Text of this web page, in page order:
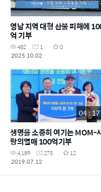
영남 지역 대형 산불 피해에
억 기부
482 1
0
2025.10.02
04 : 17
생명을 소중히 여기는 MOM-
랑의열매 100억기부
4,189 275
12
2019.07.12